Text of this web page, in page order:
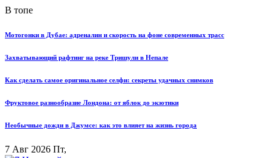
В топе
Мотогонки в Дубае: адреналин и скорость на фоне современных трасс
Захватывающий рафтинг на реке Тришули в Непале
Как сделать самое оригинальное селфи: секреты удачных снимков
Фруктовое разнообразие Лондона: от яблок до экзотики
Необычные дожди в Джумсе: как это влияет на жизнь города
7 Авг 2026 Пт,